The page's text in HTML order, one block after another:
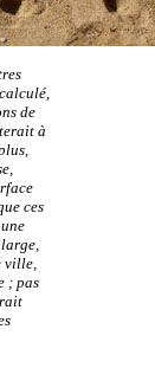
de
à
ces
ville,
; pas